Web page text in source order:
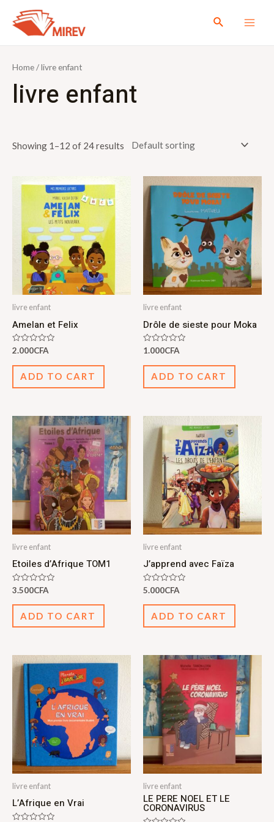
Rechercher
Home/ livre enfant
livre enfant
Showing 1–12 of 24 results
livre enfant
Amelan et Felix
Rated
out
2.000CFA
ADD TO CART
livre enfant
Drôle de sieste pour Moka
Rated
out
1.000CFA
ADD TO CART
livre enfant
Etoiles d’Afrique TOM1
Rated
0
out
3.500CFA
ADD TO CART
livre enfant
J’apprend avec Faïza
Rated
0
out
5.000CFA
ADD TO CART
livre enfant
L’Afrique en Vrai
livre enfant
LE PERE NOEL ET LE
CORONAVIRUS